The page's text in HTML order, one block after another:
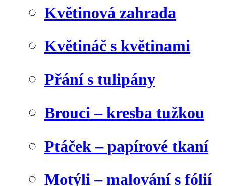
Květinová zahrada
Květináč s květinami
Přání s tulipány
Brouci – kresba tužkou
Ptáček – papírové tkaní
Motýli – malování s fólií